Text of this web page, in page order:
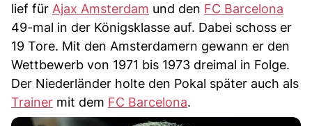
lief für Ajax Amsterdam und den FC Barcelona
49-mal in der Königsklasse auf. Dabei schoss er
19 Tore. Mit den Amsterdamern gewann er den
Wettbewerb von 1971 bis 1973 dreimal in Folge.
Der Niederländer holte den Pokal später auch als
Trainer mit dem FC Barcelona.